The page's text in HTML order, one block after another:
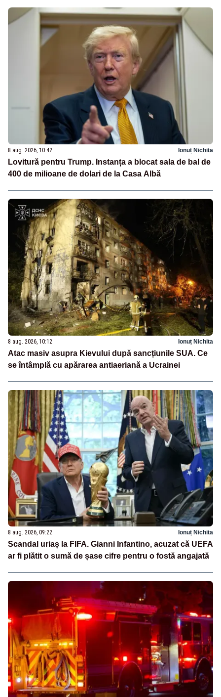
8 aug. 2026, 10:42 Ionuț Nichita
Lovitură pentru Trump. Instanța a blocat sala de bal de
400 de milioane de dolari de la Casa Albă
8 aug. 2026, 10:12 Ionuț Nichita
Atac masiv asupra Kievului după sancțiunile SUA. Ce
se întâmplă cu apărarea antiaeriană a Ucrainei
8 aug. 2026, 09:22 Ionuț Nichita
Scandal uriaș la FIFA. Gianni Infantino, acuzat că UEFA
ar fi plătit o sumă de șase cifre pentru o fostă angajată